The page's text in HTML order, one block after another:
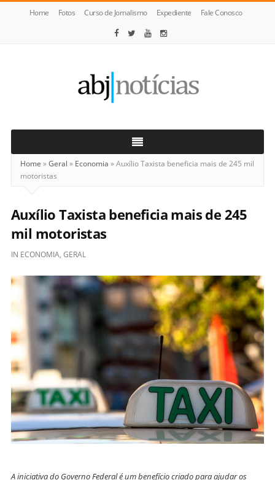
Home Fotos Curso de Jornalismo Expediente Fale Conosco
Notícias
Home »Geral » Economia »Auxílio Taxista beneficia mais de 245 mil
motoristas
Auxílio Taxista beneficia mais de 245
mil motoristas
IN ECONOMIA, GERAL
A iniciativa do Governo Federal é um benefício criado para ajudar os